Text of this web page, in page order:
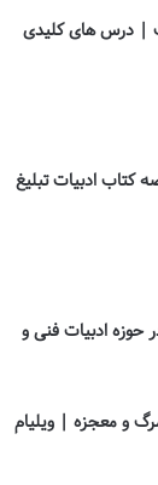
| درس های کلیدی
کتاب ادبیات تبلیغ
حوزه ادبیات فنی و
و معجزه | ویلیام